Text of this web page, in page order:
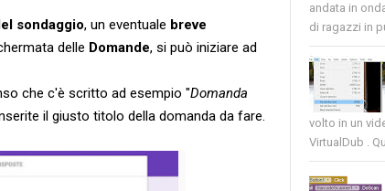
sondaggio, un eventuale breve
delle Domande, si può iniziare ad
che c'è scritto ad esempio "Domanda
il giusto titolo della domanda da fare.
andata in
di ragazzi in
volto in un
VirtualDub .